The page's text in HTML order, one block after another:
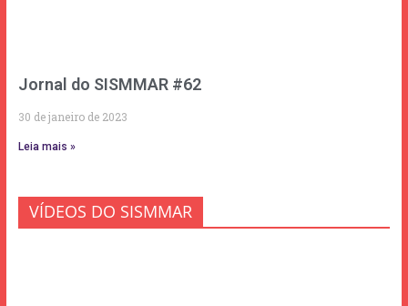
Jornal do SISMMAR #62
30 de janeiro de 2023
Leia mais »
VÍDEOS DO SISMMAR